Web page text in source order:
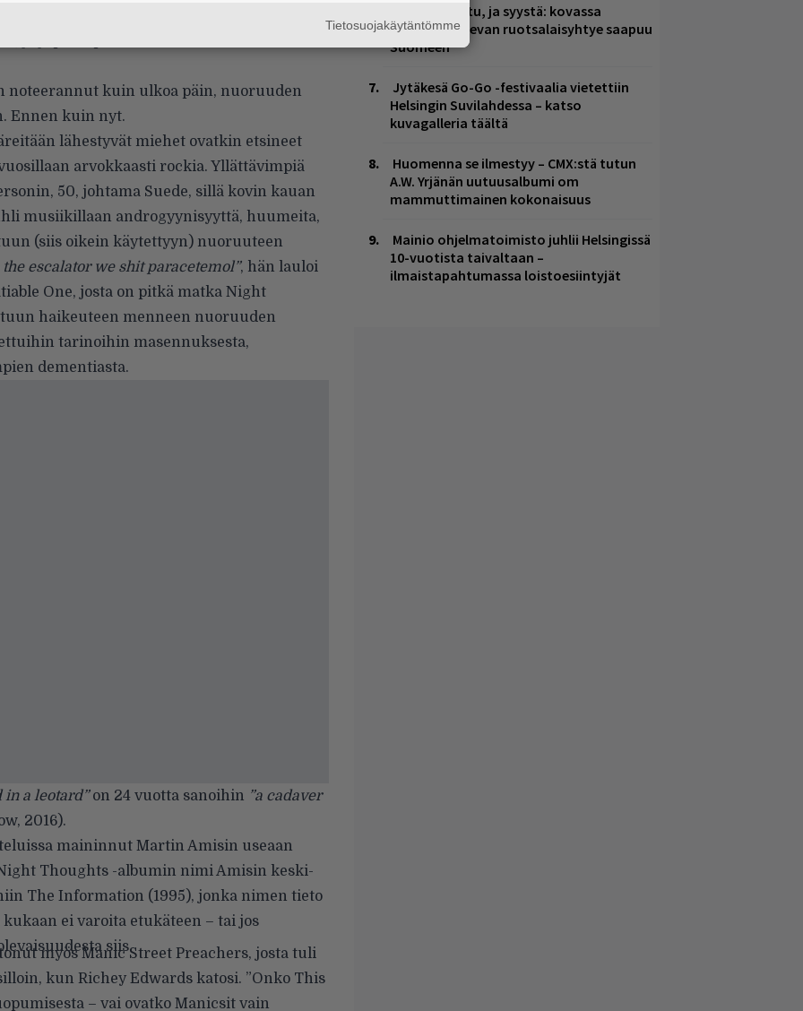
pukeutumiseen.
ja jupit napsuttivat sormiaan tahdissa
noteerannut kuin ulkoa päin, nuoruuden
Ennen kuin nyt.
lähestyvät miehet ovatkin etsineet
arvokkaasti rockia. Yllättävimpiä
50, johtama Suede, sillä kovin kauan
musiikillaan androgyynisyyttä, huumeita,
(siis oikein käytettyyn) nuoruuteen
the escalator we shit paracetemol”, hän lauloi
One, josta on pitkä matka Night
haikeuteen menneen nuoruuden
tarinoihin masennuksesta,
dementiasta.
in a leotard”on 24 vuotta sanoihin ”a cadaver
2016).
maininnut Martin Amisin useaan
Thoughts -albumin nimi Amisin keski-
The Information (1995), jonka nimen tieto
kukaan ei varoita etukäteen – tai jos
siis.
myös Manic Street Preachers, josta tuli
kun Richey Edwards katosi. ”Onko This
– vai ovatko Manicsit vain
Kent mainittu, ja syystä: kovassa
nosteessa olevan ruotsalaisyhtye saapuu
Suomeen
Jytäkesä Go-Go -festivaalia vietettiin
Helsingin Suvilahdessa – katso
kuvagalleria täältä
Huomenna se ilmestyy – CMX:stä tutun
A.W. Yrjänän uutuusalbumi om
mammuttimainen kokonaisuus
Mainio ohjelmatoimisto juhlii Helsingissä
10-vuotista taivaltaan –
ilmaistapahtumassa loistoesiintyjät
Tietosuojakäytäntömme